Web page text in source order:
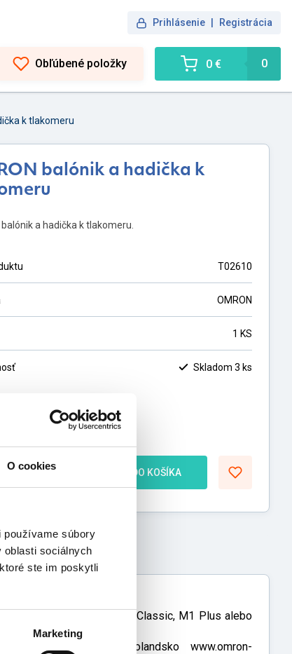
O cookies
používame súbory
oblasti sociálnych
ste im poskytli
Marketing
Prihlásenie Registrácia
Obľúbené položky 0 € 0
k tlakomeru
balónik a hadička k
balónik a hadička k tlakomeru.
T02610
OMRON
1 KS
Skladom 3 ks
ks DO KOŠÍKA
(OMRON M1, M1 Classic, M1 Plus alebo
JD Hoofddorp, Holandsko www.omron-